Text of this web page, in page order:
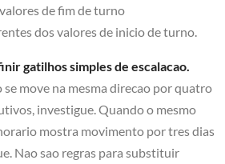
de fim de turno
dos valores de inicio de turno.
gatilhos simples de escalacao.
move na mesma direcao por quatro
investigue. Quando o mesmo
mostra movimento por tres dias
Nao sao regras para substituir